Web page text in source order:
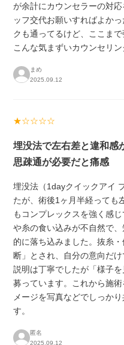
が余計にカウンセラーの対
ッフ交代お願いすればよか
クも通ってるけど、ここま
こんな気まずいカウンセリ
まめ
2025.09.12
★☆☆☆☆
埋没法で左右差と違和
思疎通が必要だと痛感
埋没法（1dayクイックアイ
たが、術後1ヶ月半経っても
もコンプレックスを強く感
や糸の食い込みが不自然で
的に落ち込みました。抜糸
断」とされ、自分の意向だ
説明は丁寧でしたが「様子
募っています。これから施
メージを写真などでしっか
す。
匿名
2025.09.12